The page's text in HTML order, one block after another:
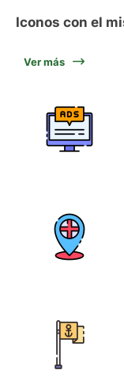
Iconos con el
Ver más